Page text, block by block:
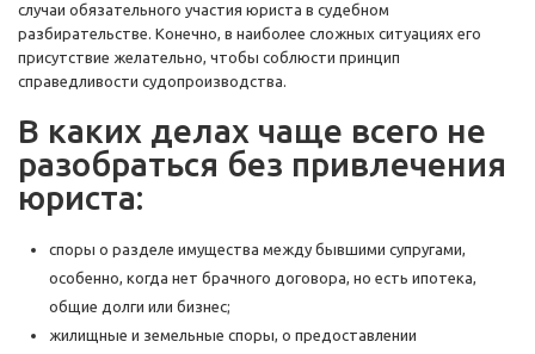
случаи обязательного участия юриста в судебном
разбирательстве. Конечно, в наиболее сложных ситуациях его
присутствие желательно, чтобы соблюсти принцип
справедливости судопроизводства.
В каких делах чаще всего не
разобраться без привлечения
юриста:
споры о разделе имущества между бывшими супругами,
особенно, когда нет брачного договора, но есть ипотека,
общие долги или бизнес;
жилищные и земельные споры, о предоставлении